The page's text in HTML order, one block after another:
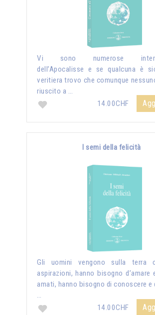
Vi sono numerose
dell’Apocalisse e se qualcuna è
veritiera trovo che comunque
riuscito a …
14.00CHF
I semi della felicità
Gli uomini vengono sulla terra
aspirazioni, hanno bisogno d’amare
amati, hanno bisogno di conoscere e
…
14.00CHF